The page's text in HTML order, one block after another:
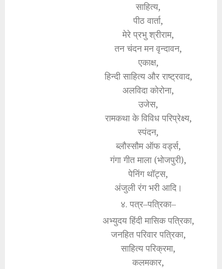
साहित्य,
पीठ वार्ता,
मेरे प्रभु श्रीराम,
तन चंदन मन वृन्दावन,
एकाक्ष,
हिन्दी साहित्य और राष्ट्रवाद,
अलविदा कोरोना,
उजेस,
रामकथा के विविध परिप्रेक्ष्य,
स्पंदन,
ब्लौस्सौम ऑफ वर्ड्स,
गंगा गीत माला (भोजपुरी),
पेनिंग थॉट्स,
अंजुली रंग भरी आदि।
४. पत्र–पत्रिका–
अभ्युदय हिंदी मासिक पत्रिका,
जनहित परिवार पत्रिका,
साहित्य परिक्रमा,
कलमकार,